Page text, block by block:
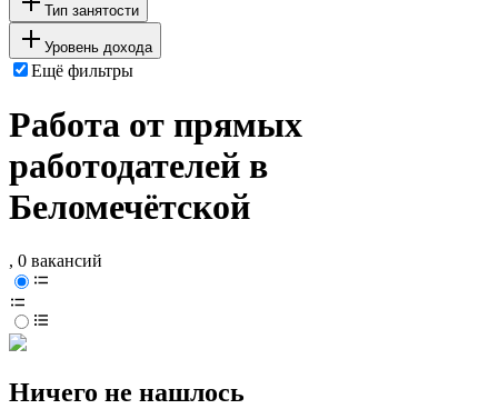
Тип занятости
Уровень дохода
Ещё фильтры
Работа от прямых
работодателей в
Беломечётской
, 0 вакансий
Ничего не нашлось